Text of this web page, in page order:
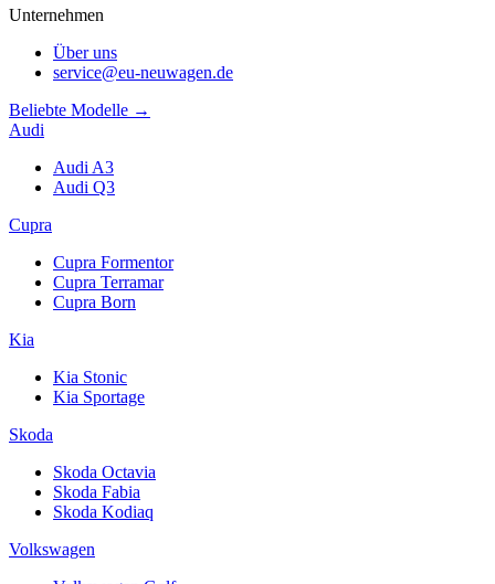
Unternehmen
Über uns
service@eu-neuwagen.de
Beliebte Modelle →
Audi
Audi A3
Audi Q3
Cupra
Cupra Formentor
Cupra Terramar
Cupra Born
Kia
Kia Stonic
Kia Sportage
Skoda
Skoda Octavia
Skoda Fabia
Skoda Kodiaq
Volkswagen